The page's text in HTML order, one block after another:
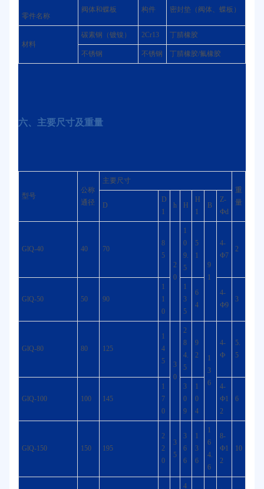
零件名称
阀体和蝶板 构件 密封垫（阀体、蝶板）
材料
碳素钢（镀镍） 2Cr13 丁腈橡胶
不锈钢 不锈钢 丁腈橡胶/氟橡胶
六、主要尺寸及重量
型号
公称
通径
主要尺寸
重
量
D
D
1
h H
H
1
B
Z-
Фd
GlQ-40 40 70
8
5
2
0
1
0
9.
5
5
1
9
1
4-
Ф7
2
GlQ-50 50 90
1
1
0
1
3
5
6
4
4-
Ф9
3
GlQ-80 80 125
1
4
5
3
0
2
8
4.
5
9
2
1
3
6
4-
Ф
5.
5
GlQ-100 100 145
1
7
0
3
0
9
1
0
4
4-
Ф1
2
6
GlQ-150 150 195
2
2
0
3
5
3
6
6
1
3
6
1
6
4.
6
8-
Ф1
2
10
4